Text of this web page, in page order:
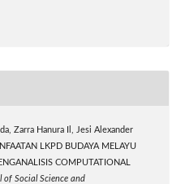
Zarra Hanura Il, Jesi Alexander
LKPD BUDAYA MELAYU
COMPUTATIONAL
of Social Science and